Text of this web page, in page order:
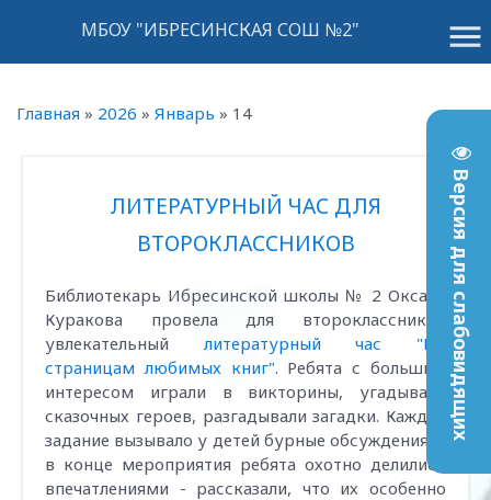
Версия для слабовидящих
menu
МБОУ "ИБРЕСИНСКАЯ СОШ №2"
Главная » 2026 » Январь » 14
ЛИТЕРАТУРНЫЙ ЧАС ДЛЯ
ВТОРОКЛАССНИКОВ
Библиотекарь Ибресинской школы № 2 Оксана
Куракова провела для второклассников
увлекательныйлитературный час "По
страницам любимых книг". Ребята с большим
интересом играли в викторины, угадывали
сказочных героев, разгадывали загадки. Каждое
задание вызывало у детей бурные обсуждения, а
в конце мероприятия ребята охотно делились
впечатлениями - рассказали, что их особенно